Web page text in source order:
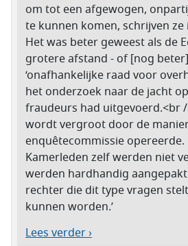
om tot een afgewogen,
te kunnen komen, schrijven ze
Het was beter geweest als de
grotere afstand - of [nog
‘onafhankelijke raad voor
het onderzoek naar de jacht
fraudeurs had uitgevoerd.<br
wordt vergroot door de
enquêtecommissie
Kamerleden zelf werden niet
werden hardhandig aangepakt
rechter die dit type vragen
kunnen worden.’
Lees verder ›